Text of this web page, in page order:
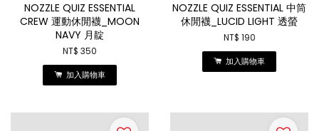
NOZZLE QUIZ ESSENTIAL
CREW 運動休閒襪_MOON
NAVY 月靛
NT$ 350
加入購物車
NOZZLE QUIZ ESSENTIAL 中筒
休閒襪_LUCID LIGHT 透螢
NT$ 190
加入購物車